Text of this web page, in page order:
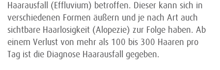
Haarausfall (Effluvium) betroffen. Dieser kann sich in
verschiedenen Formen äußern und je nach Art auch
sichtbare Haarlosigkeit (Alopezie) zur Folge haben. Ab
einem Verlust von mehr als 100 bis 300 Haaren pro
Tag ist die Diagnose Haarausfall gegeben.